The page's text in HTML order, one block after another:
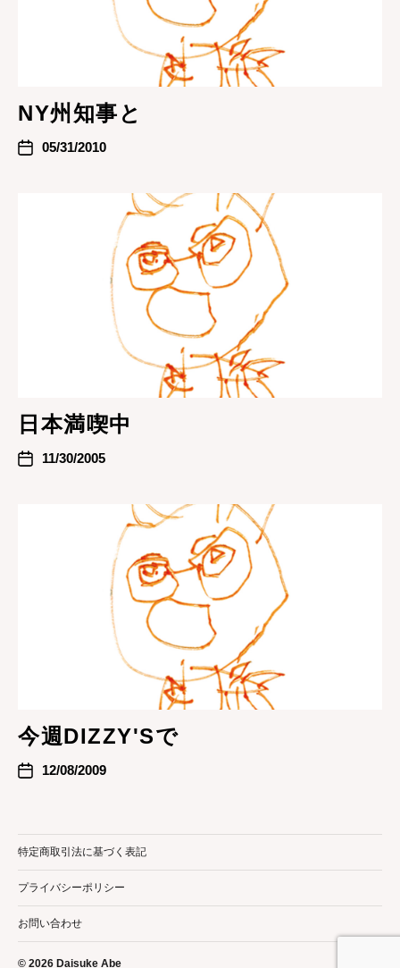
NY州知事と
05/31/2010
日本満喫中
11/30/2005
今週DIZZY'Sで
12/08/2009
特定商取引法に基づく表記
プライバシーポリシー
お問い合わせ
© 2026 Daisuke Abe